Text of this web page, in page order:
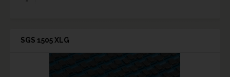
SGS 1505 XLG